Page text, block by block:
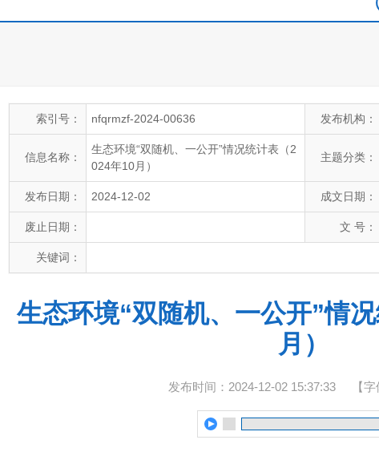
索引号： nfqrmzf-2024-00636 发布机构：
信息名称：
生态环境“双随机、一公开”情况统计表（2
024年10月）
主题分类：
发布日期： 2024-12-02 成文日期：
废止日期： 文 号：
关键词：
生态环境“双随机、一公开”情
月）
发布时间：2024-12-02 15:37:33 【